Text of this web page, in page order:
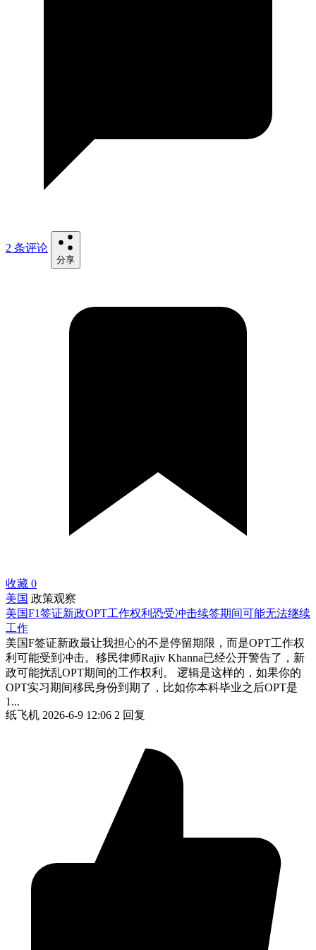
2 条评论
分享
收藏 0
美国 政策观察
美国F1签证新政OPT工作权利恐受冲击续签期间可能无法继续
工作
美国F签证新政最让我担心的不是停留期限，而是OPT工作权
利可能受到冲击。移民律师Rajiv Khanna已经公开警告了，新
政可能扰乱OPT期间的工作权利。 逻辑是这样的，如果你的
OPT实习期间移民身份到期了，比如你本科毕业之后OPT是
1...
纸飞机 2026-6-9 12:06 2 回复